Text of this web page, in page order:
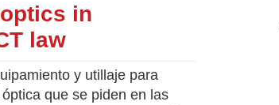
in
law
y utillaje para
que se piden en las